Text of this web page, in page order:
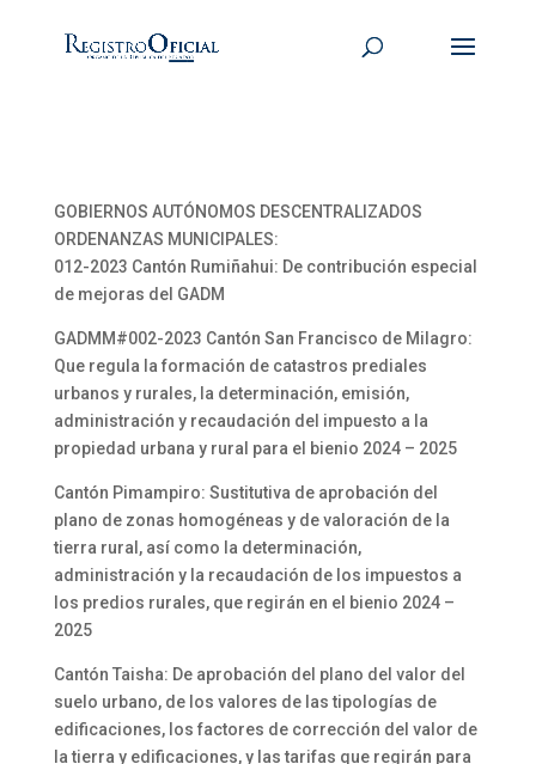
GOBIERNOS AUTÓNOMOS DESCENTRALIZADOS
ORDENANZAS MUNICIPALES:
012-2023 Cantón Rumiñahui: De contribución especial
de mejoras del GADM
GADMM#002-2023 Cantón San Francisco de Milagro:
Que regula la formación de catastros prediales
urbanos y rurales, la determinación, emisión,
administración y recaudación del impuesto a la
propiedad urbana y rural para el bienio 2024 – 2025
Cantón Pimampiro: Sustitutiva de aprobación del
plano de zonas homogéneas y de valoración de la
tierra rural, así como la determinación,
administración y la recaudación de los impuestos a
los predios rurales, que regirán en el bienio 2024 –
2025
Cantón Taisha: De aprobación del plano del valor del
suelo urbano, de los valores de las tipologías de
edificaciones, los factores de corrección del valor de
la tierra y edificaciones, y las tarifas que regirán para